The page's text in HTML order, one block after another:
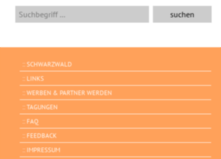
SCHWARZWALD
LINKS
WERBEN & PARTNER WERDEN
TAGUNGEN
FAQ
FEEDBACK
IMPRESSUM